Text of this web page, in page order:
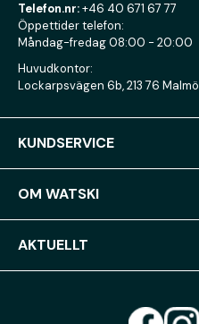
Telefon.nr:+46 40 671 67 77
Öppettider telefon:
Måndag-fredag 08:00 - 20:00
Huvudkontor:
Lockarpsvägen 6b, 213 76 Malmö
KUNDSERVICE
OM WATSKI
AKTUELLT